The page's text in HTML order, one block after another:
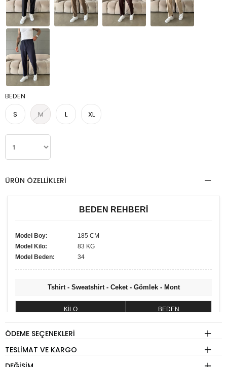
BEDEN
S
M L XL
ÜRÜN ÖZELLIKLERI
BEDEN REHBERİ
Model Boy:
185 CM
Model Kilo:
83 KG
Model Beden:
34
Tshirt - Sweatshirt - Ceket - Gömlek - Mont
KİLO BEDEN
ÖDEME SEÇENEKLERI
TESLIMAT VE KARGO